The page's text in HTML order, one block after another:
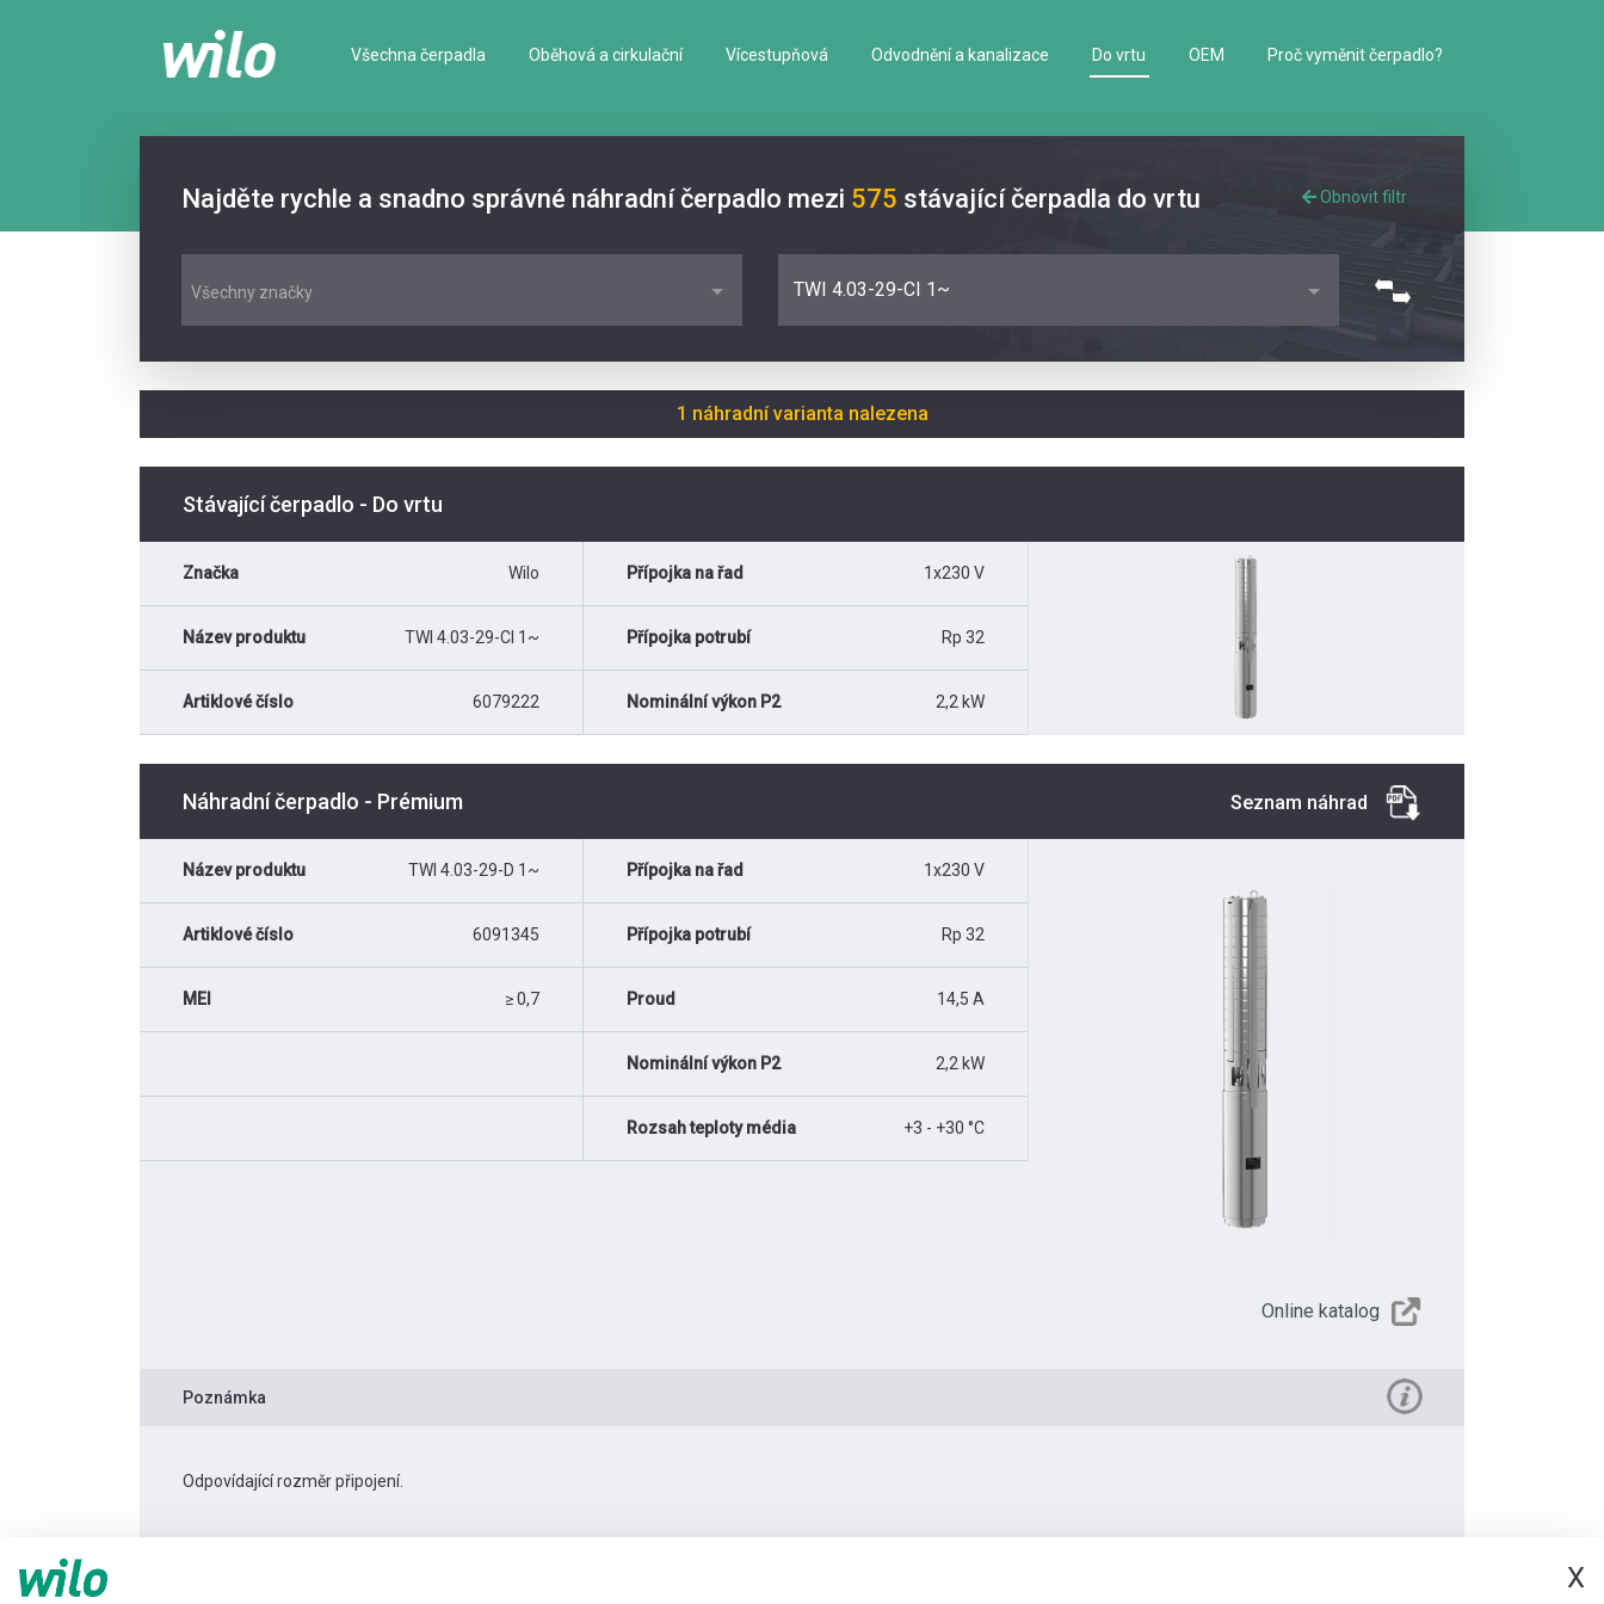
X
Všechna čerpadla Oběhová a cirkulační Vícestupňová Odvodnění a kanalizace Do vrtu OEM Proč vyměnit čerpadlo?
Najděte rychle a snadno správné náhradní čerpadlo mezi 575 stávající čerpadla do vrtu Obnovit filtr
Všechny značky TWI 4.03-29-CI 1~
1 náhradní varianta nalezena
Stávající čerpadlo - Do vrtu
Značka Wilo
Název produktu TWI 4.03-29-CI 1~
Artiklové číslo 6079222
Přípojka na řad 1x230 V
Přípojka potrubí Rp 32
Nominální výkon P2 2,2 kW
Náhradní čerpadlo - Prémium Seznam náhrad
Název produktu TWI 4.03-29-D 1~
Artiklové číslo 6091345
MEI ≥ 0,7
Přípojka na řad 1x230 V
Přípojka potrubí Rp 32
Proud 14,5 A
Nominální výkon P2 2,2 kW
Rozsah teploty média +3 - +30 °C
Online katalog
Poznámka
Odpovídající rozměr připojení.